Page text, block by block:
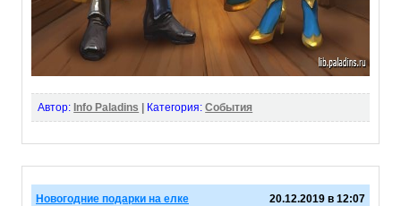
Автор: Info Paladins Категория: События
Новогодние подарки на елке 20.12.2019 в 12:07